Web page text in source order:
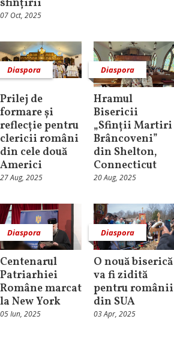
sfințirii
07 Oct, 2025
Diaspora
Prilej de
formare și
reflecție pentru
clericii români
din cele două
Americi
27 Aug, 2025
Diaspora
Hramul
Bisericii
„Sfinții Martiri
Brâncoveni”
din Shelton,
Connecticut
20 Aug, 2025
Diaspora
Centenarul
Patriarhiei
Române marcat
la New York
05 Iun, 2025
Diaspora
O nouă biserică
va fi zidită
pentru românii
din SUA
03 Apr, 2025